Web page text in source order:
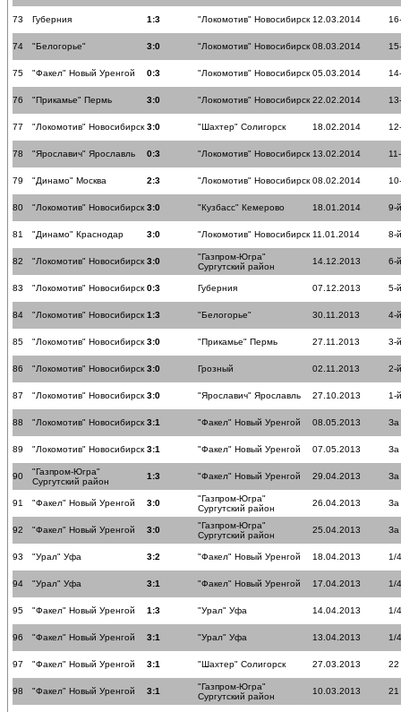
73 Губерния 1:3 "Локомотив" Новосибирск 12.03.2014
74 "Белогорье" 3:0 "Локомотив" Новосибирск 08.03.2014
75 "Факел" Новый Уренгой 0:3 "Локомотив" Новосибирск 05.03.2014
76 "Прикамье" Пермь 3:0 "Локомотив" Новосибирск 22.02.2014
77 "Локомотив" Новосибирск 3:0 "Шахтер" Солигорск 18.02.2014
78 "Ярославич" Ярославль 0:3 "Локомотив" Новосибирск 13.02.2014
79 "Динамо" Москва 2:3 "Локомотив" Новосибирск 08.02.2014
80 "Локомотив" Новосибирск 3:0 "Кузбасс" Кемерово 18.01.2014 9-
81 "Динамо" Краснодар 3:0 "Локомотив" Новосибирск 11.01.2014 8-
82 "Локомотив" Новосибирск 3:0
"Газпром-Югра"
Сургутский район
14.12.2013 6-
83 "Локомотив" Новосибирск 0:3 Губерния 07.12.2013 5-
84 "Локомотив" Новосибирск 1:3 "Белогорье" 30.11.2013 4-
85 "Локомотив" Новосибирск 3:0 "Прикамье" Пермь 27.11.2013 3-
86 "Локомотив" Новосибирск 3:0 Грозный 02.11.2013 2-
87 "Локомотив" Новосибирск 3:0 "Ярославич" Ярославль 27.10.2013 1-
88 "Локомотив" Новосибирск 3:1 "Факел" Новый Уренгой 08.05.2013 За
89 "Локомотив" Новосибирск 3:1 "Факел" Новый Уренгой 07.05.2013 За
90
"Газпром-Югра"
Сургутский район
1:3 "Факел" Новый Уренгой 29.04.2013 За
91 "Факел" Новый Уренгой 3:0
"Газпром-Югра"
Сургутский район
26.04.2013 За
92 "Факел" Новый Уренгой 3:0
"Газпром-Югра"
Сургутский район
25.04.2013 За
93 "Урал" Уфа 3:2 "Факел" Новый Уренгой 18.04.2013 1/
94 "Урал" Уфа 3:1 "Факел" Новый Уренгой 17.04.2013 1/
95 "Факел" Новый Уренгой 1:3 "Урал" Уфа 14.04.2013 1/
96 "Факел" Новый Уренгой 3:1 "Урал" Уфа 13.04.2013 1/
97 "Факел" Новый Уренгой 3:1 "Шахтер" Солигорск 27.03.2013 22
98 "Факел" Новый Уренгой 3:1
"Газпром-Югра"
Сургутский район
10.03.2013 21